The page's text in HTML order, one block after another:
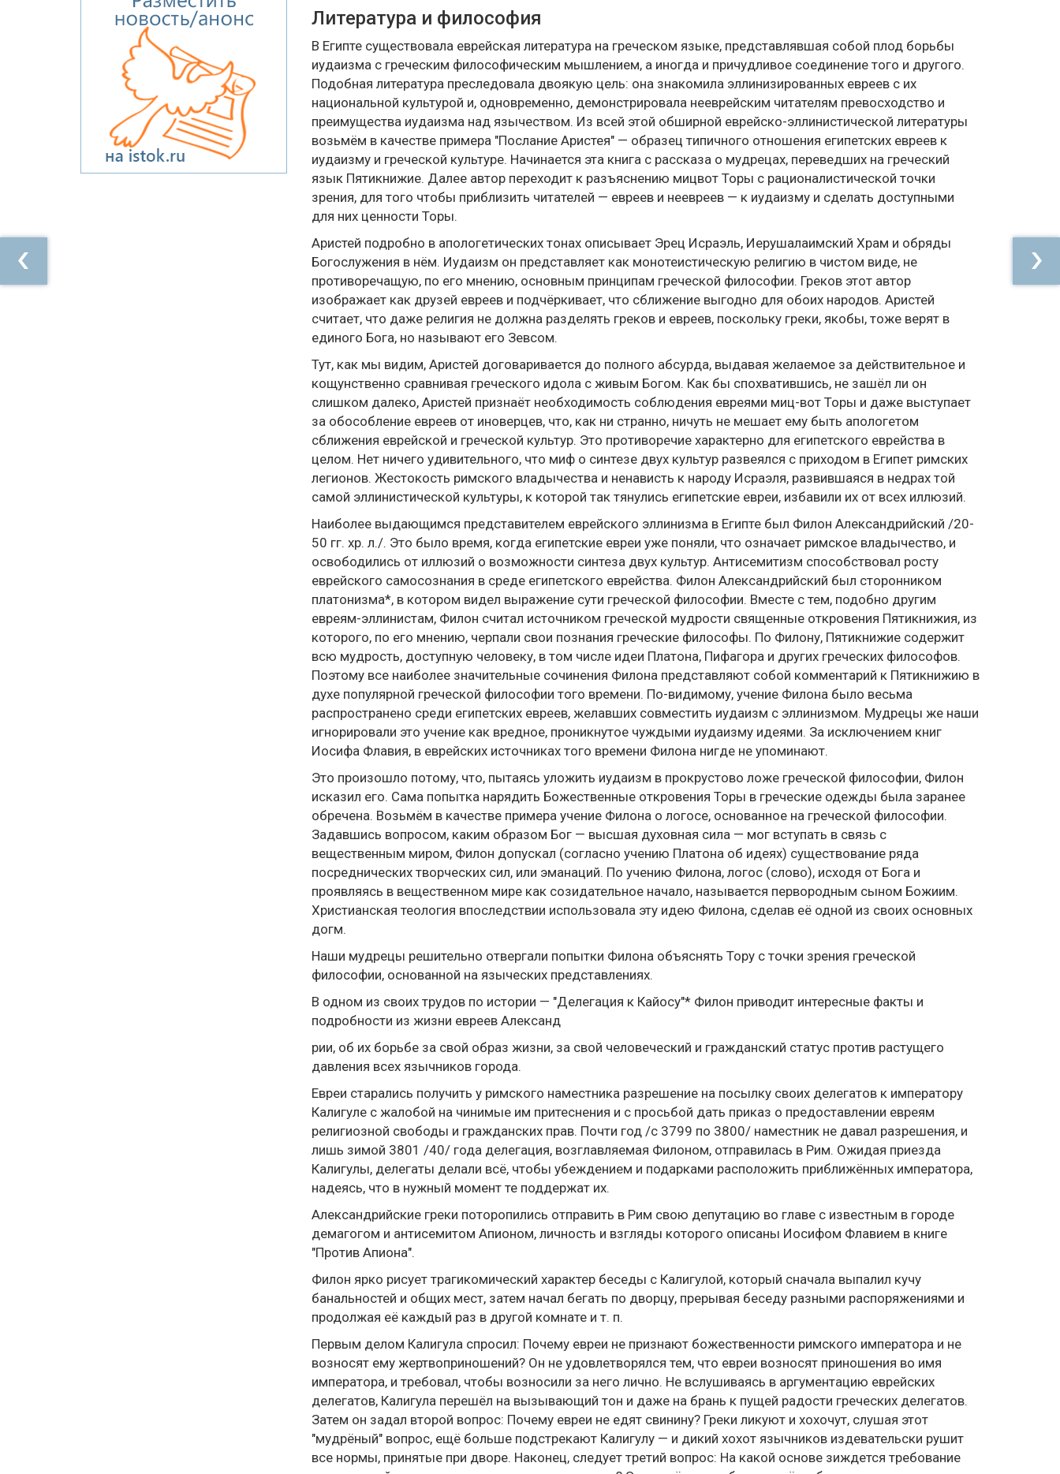
Литература и философия
В Египте существовала еврейская литература на греческом языке, представлявшая собой плод борьбы
иудаизма с греческим философическим мышлением, а иногда и причудливое соединение того и другого.
Подобная литература преследовала двоякую цель: она знакомила эллинизированных евреев с их
национальной культурой и, одновременно, демонстрировала нееврейским читателям превосходство и
преимущества иудаизма над язычеством. Из всей этой обширной еврейско-эллинистической литературы
возьмём в качестве примера "Послание Аристея" — образец типичного отношения египетских евреев к
иудаизму и греческой культуре. Начинается эта книга с рассказа о мудрецах, переведших на греческий
язык Пятикнижие. Далее автор переходит к разъяснению мицвот Торы с рационалистической точки
зрения, для того чтобы приблизить читателей — евреев и неевреев — к иудаизму и сделать доступными
для них ценности Торы.
Аристей подробно в апологетических тонах описывает Эрец Исраэль, Иерушалаимский Храм и обряды
Богослужения в нём. Иудаизм он представляет как монотеистическую религию в чистом виде, не
противоречащую, по его мнению, основным принципам греческой философии. Греков этот автор
изображает как друзей евреев и подчёркивает, что сближение выгодно для обоих народов. Аристей
считает, что даже религия не должна разделять греков и евреев, поскольку греки, якобы, тоже верят в
единого Бога, но называют его Зевсом.
Тут, как мы видим, Аристей договаривается до полного абсурда, выдавая желаемое за действительное и
кощунственно сравнивая греческого идола с живым Богом. Как бы спохватившись, не зашёл ли он
слишком далеко, Аристей признаёт необходимость соблюдения евреями миц-вот Торы и даже выступает
за обособление евреев от иноверцев, что, как ни странно, ничуть не мешает ему быть апологетом
сближения еврейской и греческой культур. Это противоречие характерно для египетского еврейства в
целом. Нет ничего удивительного, что миф о синтезе двух культур развеялся с приходом в Египет римских
легионов. Жестокость римского владычества и ненависть к народу Исраэля, развившаяся в недрах той
самой эллинистической культуры, к которой так тянулись египетские евреи, избавили их от всех иллюзий.
Наиболее выдающимся представителем еврейского эллинизма в Египте был Филон Александрийский /20-
50 гг. хр. л./. Это было время, когда египетские евреи уже поняли, что означает римское владычество, и
освободились от иллюзий о возможности синтеза двух культур. Антисемитизм способствовал росту
еврейского самосознания в среде египетского еврейства. Филон Александрийский был сторонником
платонизма*, в котором видел выражение сути греческой философии. Вместе с тем, подобно другим
евреям-эллинистам, Филон считал источником греческой мудрости священные откровения Пятикнижия, из
которого, по его мнению, черпали свои познания греческие философы. По Филону, Пятикнижие содержит
всю мудрость, доступную человеку, в том числе идеи Платона, Пифагора и других греческих философов.
Поэтому все наиболее значительные сочинения Филона представляют собой комментарий к Пятикнижию в
духе популярной греческой философии того времени. По-видимому, учение Филона было весьма
распространено среди египетских евреев, желавших совместить иудаизм с эллинизмом. Мудрецы же наши
игнорировали это учение как вредное, проникнутое чуждыми иудаизму идеями. За исключением книг
Иосифа Флавия, в еврейских источниках того времени Филона нигде не упоминают.
Это произошло потому, что, пытаясь уложить иудаизм в прокрустово ложе греческой философии, Филон
исказил его. Сама попытка нарядить Божественные откровения Торы в греческие одежды была заранее
обречена. Возьмём в качестве примера учение Филона о логосе, основанное на греческой философии.
Задавшись вопросом, каким образом Бог — высшая духовная сила — мог вступать в связь с
вещественным миром, Филон допускал (согласно учению Платона об идеях) существование ряда
посреднических творческих сил, или эманаций. По учению Филона, логос (слово), исходя от Бога и
проявляясь в вещественном мире как созидательное начало, называется первородным сыном Божиим.
Христианская теология впоследствии использовала эту идею Филона, сделав её одной из своих основных
догм.
Наши мудрецы решительно отвергали попытки Филона объяснять Тору с точки зрения греческой
философии, основанной на языческих представлениях.
В одном из своих трудов по истории — "Делегация к Кайосу"* Филон приводит интересные факты и
подробности из жизни евреев Александ
рии, об их борьбе за свой образ жизни, за свой человеческий и гражданский статус против растущего
давления всех язычников города.
Евреи старались получить у римского наместника разрешение на посылку своих делегатов к императору
Калигуле с жалобой на чинимые им притеснения и с просьбой дать приказ о предоставлении евреям
религиозной свободы и гражданских прав. Почти год /с 3799 по 3800/ наместник не давал разрешения, и
лишь зимой 3801 /40/ года делегация, возглавляемая Филоном, отправилась в Рим. Ожидая приезда
Калигулы, делегаты делали всё, чтобы убеждением и подарками расположить приближённых императора,
надеясь, что в нужный момент те поддержат их.
Александрийские греки поторопились отправить в Рим свою депутацию во главе с известным в городе
демагогом и антисемитом Апионом, личность и взгляды которого описаны Иосифом Флавием в книге
"Против Апиона".
Филон ярко рисует трагикомический характер беседы с Калигулой, который сначала выпалил кучу
банальностей и общих мест, затем начал бегать по дворцу, прерывая беседу разными распоряжениями и
продолжая её каждый раз в другой комнате и т. п.
Первым делом Калигула спросил: Почему евреи не признают божественности римского императора и не
возносят ему жертвоприношений? Он не удовлетворялся тем, что евреи возносят приношения во имя
императора, и требовал, чтобы возносили за него лично. Не вслушиваясь в аргументацию еврейских
делегатов, Калигула перешёл на вызывающий тон и даже на брань к пущей радости греческих делегатов.
Затем он задал второй вопрос: Почему евреи не едят свинину? Греки ликуют и хохочут, слушая этот
"мудрёный" вопрос, ещё больше подстрекают Калигулу — и дикий хохот язычников издевательски рушит
все нормы, принятые при дворе. Наконец, следует третий вопрос: На какой основе зиждется требование